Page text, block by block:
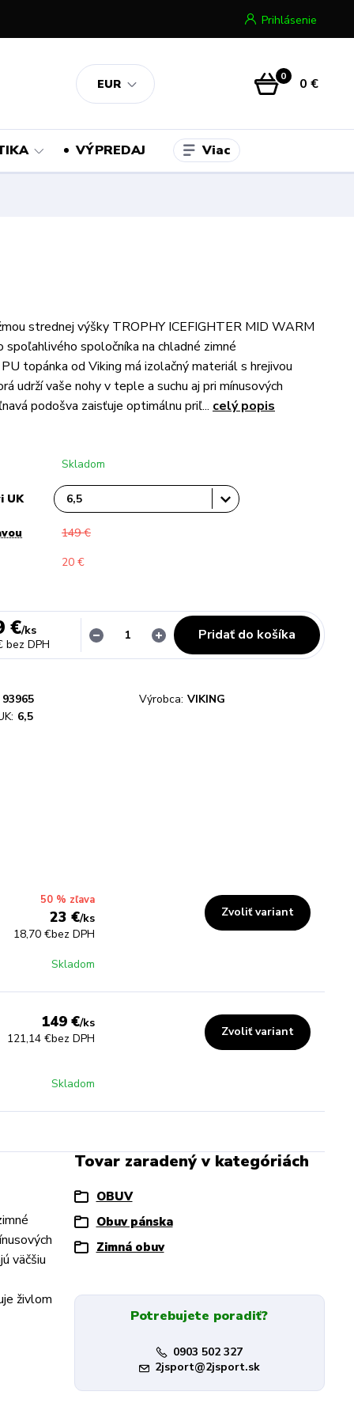
EUR
Prihlásenie
0 0 €
VÝPREDAJ Viac
strednej výšky TROPHY ICEFIGHTER MID WARM
spoľahlivého spoločníka na chladné zimné
topánka od Viking má izolačný materiál s hrejivou
udrží vaše nohy v teple a suchu aj pri mínusových
podošva zaisťuje optimálnu priľ... celý popis
Skladom
UK
149 €
20 €
€/ks
bez DPH
Pridať do košíka
93965 Výrobca: VIKING
6,5
50 % zľava
23 €/ks
18,70 €bez DPH
Skladom
Zvoliť variant
149 €/ks
121,14 €bez DPH
Skladom
Zvoliť variant
väčšiu
živlom
Tovar zaradený v kategóriách
OBUV
Obuv pánska
Zimná obuv
Potrebujete poradiť?
0903 502 327
2jsport@2jsport.sk